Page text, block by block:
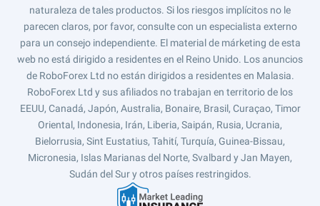
naturaleza de tales productos. Si los riesgos implícitos no le
parecen claros, por favor, consulte con un especialista externo
para un consejo independiente. El material de márketing de esta
web no está dirigido a residentes en el Reino Unido. Los anuncios
de RoboForex Ltd no están dirigidos a residentes en Malasia.
RoboForex Ltd y sus afiliados no trabajan en territorio de los
EEUU, Canadá, Japón, Australia, Bonaire, Brasil, Curaçao, Timor
Oriental, Indonesia, Irán, Liberia, Saipán, Rusia, Ucrania,
Bielorrusia, Sint Eustatius, Tahití, Turquía, Guinea-Bissau,
Micronesia, Islas Marianas del Norte, Svalbard y Jan Mayen,
Sudán del Sur y otros países restringidos.